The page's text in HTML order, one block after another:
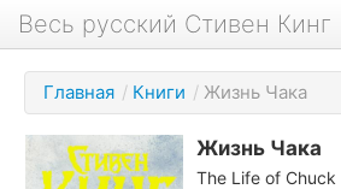
Весь русский Стивен Кинг
Книги
Фильмы
Аудиокниги
Главная / Книги / Жизнь Чака
Жизнь Чака
The Life of Chuck